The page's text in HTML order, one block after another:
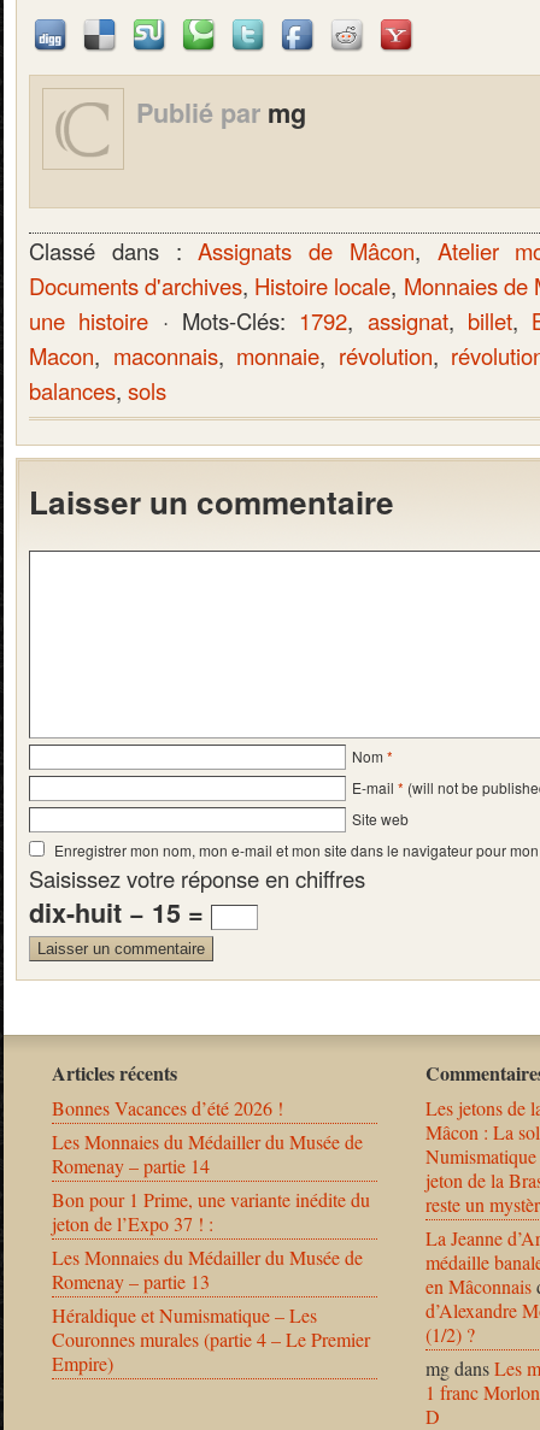
Publié par mg
Classé dans :Assignats de Mâcon, Atelier
Documents d'archives, Histoire locale, Monnaies de
une histoire · Mots-Clés: 1792, assignat, billet,
Macon, maconnais, monnaie, révolution,
balances, sols
Laisser un commentaire
Nom *
E-mail * (will not be
Site web
Enregistrer mon nom, mon e-mail et mon site dans le navigateur pour
Saisissez votre réponse en chiffres
dix-huit − 15 =
Articles récents
Bonnes Vacances d’été 2026 !
Les Monnaies du Médailler du Musée de
Romenay – partie 14
Bon pour 1 Prime, une variante inédite du
jeton de l’Expo 37 ! :
Les Monnaies du Médailler du Musée de
Romenay – partie 13
Héraldique et Numismatique – Les
Couronnes murales (partie 4 – Le Premier
Empire)
Les jetons de
Mâcon : La
jeton de la
reste un
La Jeanne
médaille
en Mâconnais
d’Alexandre
(1/2) ?
mgdansLes
1 franc
D